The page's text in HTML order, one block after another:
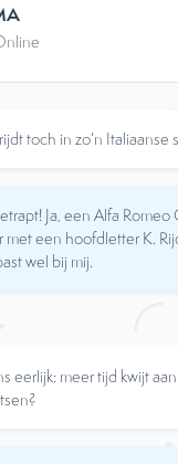
toch in zo’n Italiaanse
Ja, een Alfa Romeo
met een hoofdletter K.
wel bij mij.
eerlijk: meer tijd kwijt